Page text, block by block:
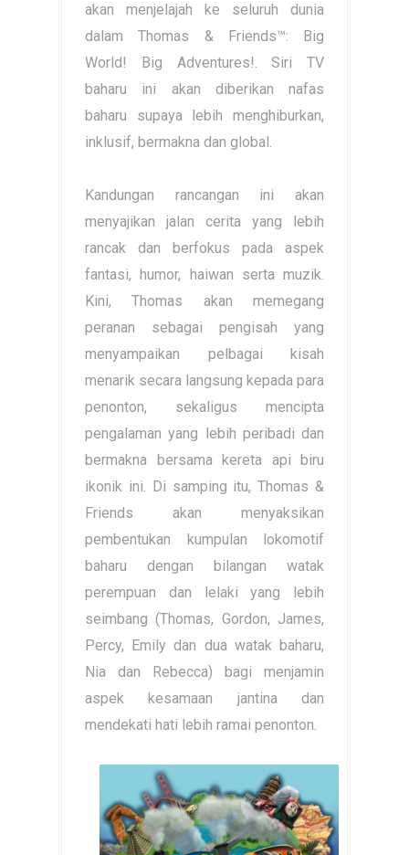
akan menjelajah ke seluruh dunia
dalam Thomas & Friends™: Big
World! Big Adventures!. Siri TV
baharu ini akan diberikan nafas
baharu supaya lebih menghiburkan,
inklusif, bermakna dan global.
Kandungan rancangan ini akan
menyajikan jalan cerita yang lebih
rancak dan berfokus pada aspek
fantasi, humor, haiwan serta muzik.
Kini, Thomas akan memegang
peranan sebagai pengisah yang
menyampaikan pelbagai kisah
menarik secara langsung kepada para
penonton, sekaligus mencipta
pengalaman yang lebih peribadi dan
bermakna bersama kereta api biru
ikonik ini. Di samping itu, Thomas &
Friends akan menyaksikan
pembentukan kumpulan lokomotif
baharu dengan bilangan watak
perempuan dan lelaki yang lebih
seimbang (Thomas, Gordon, James,
Percy, Emily dan dua watak baharu,
Nia dan Rebecca) bagi menjamin
aspek kesamaan jantina dan
mendekati hati lebih ramai penonton.